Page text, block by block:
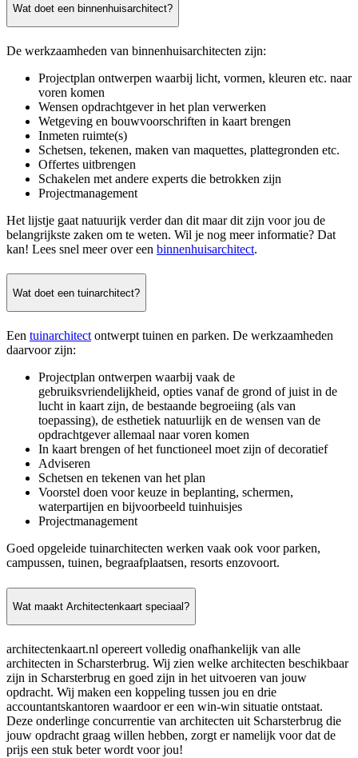
Wat doet een binnenhuisarchitect?
De werkzaamheden van binnenhuisarchitecten zijn:
Projectplan ontwerpen waarbij licht, vormen, kleuren etc. naar
voren komen
Wensen opdrachtgever in het plan verwerken
Wetgeving en bouwvoorschriften in kaart brengen
Inmeten ruimte(s)
Schetsen, tekenen, maken van maquettes, plattegronden etc.
Offertes uitbrengen
Schakelen met andere experts die betrokken zijn
Projectmanagement
Het lijstje gaat natuurijk verder dan dit maar dit zijn voor jou de
belangrijkste zaken om te weten. Wil je nog meer informatie? Dat
kan! Lees snel meer over een binnenhuisarchitect.
Wat doet een tuinarchitect?
Een tuinarchitect ontwerpt tuinen en parken. De werkzaamheden
daarvoor zijn:
Projectplan ontwerpen waarbij vaak de
gebruiksvriendelijkheid, opties vanaf de grond of juist in de
lucht in kaart zijn, de bestaande begroeiing (als van
toepassing), de esthetiek natuurlijk en de wensen van de
opdrachtgever allemaal naar voren komen
In kaart brengen of het functioneel moet zijn of decoratief
Adviseren
Schetsen en tekenen van het plan
Voorstel doen voor keuze in beplanting, schermen,
waterpartijen en bijvoorbeeld tuinhuisjes
Projectmanagement
Goed opgeleide tuinarchitecten werken vaak ook voor parken,
campussen, tuinen, begraafplaatsen, resorts enzovoort.
Wat maakt Architectenkaart speciaal?
architectenkaart.nl opereert volledig onafhankelijk van alle
architecten in Scharsterbrug. Wij zien welke architecten beschikbaar
zijn in Scharsterbrug en goed zijn in het uitvoeren van jouw
opdracht. Wij maken een koppeling tussen jou en drie
accountantskantoren waardoor er een win-win situatie ontstaat.
Deze onderlinge concurrentie van architecten uit Scharsterbrug die
jouw opdracht graag willen hebben, zorgt er namelijk voor dat de
prijs een stuk beter wordt voor jou!